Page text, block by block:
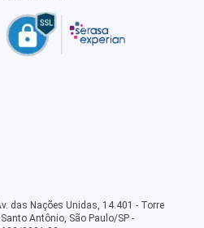
das Nações Unidas, 14.401 - Torre
Antônio, São Paulo/SP -